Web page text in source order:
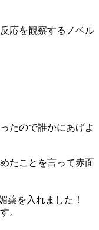
応を観察するノベル
たので誰かにあげよ
たことを言って赤面
薬を入れました！
。